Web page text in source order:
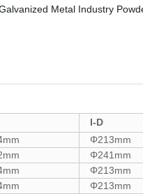
I-D
Φ213mm
Φ241mm
Φ213mm
Φ213mm